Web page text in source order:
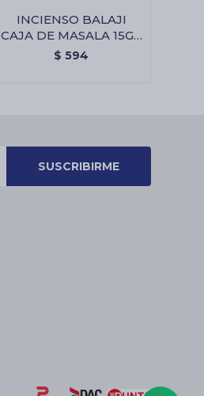
INCIENSO BALAJI
CAJA DE MASALA 15GR
X12 - Caja Surtida
$ 594
SUSCRIBIRME